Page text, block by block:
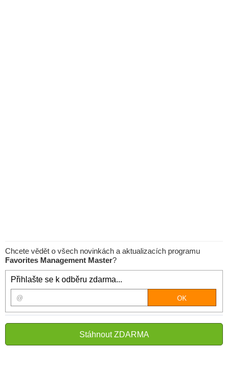
Chcete vědět o všech novinkách a aktualizacích programu
Favorites Management Master?
Přihlašte se k odběru zdarma...
Stáhnout ZDARMA